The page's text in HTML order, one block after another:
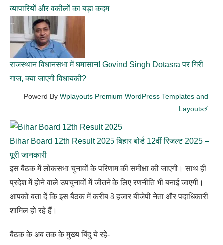
व्यापारियों और वकीलों का बड़ा कदम
राजस्थान विधानसभा में घमासान! Govind Singh Dotasra पर गिरी
गाज, क्या जाएगी विधायकी?
Powerd By Wplayouts Premium WordPress Templates and
Layouts⚡
Bihar Board 12th Result 2025 बिहार बोर्ड 12वीं रिजल्ट 2025 –
पूरी जानकारी
इस बैठक में लोकसभा चुनावों के परिणाम की समीक्षा की जाएगी। साथ ही
प्रदेश में होने वाले उपचुनावों में जीतने के लिए रणनीति भी बनाई जाएगी।
आपको बता दें कि इस बैठक में करीब 8 हजार बीजेपी नेता और पदाधिकारी
शामिल हो रहे हैं।
बैठक के अब तक के मुख्य बिंदु ये रहे-